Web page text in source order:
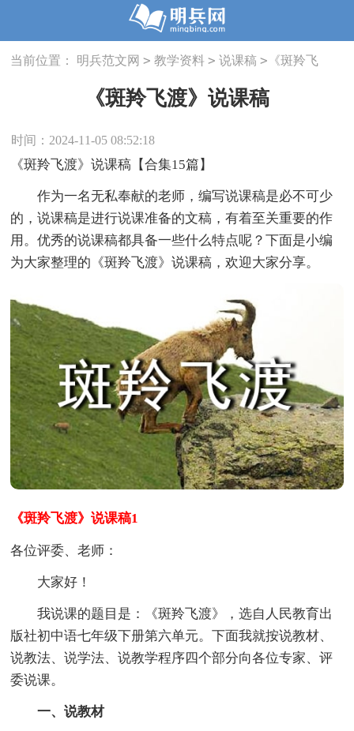
当前位置： 明兵范文网 > 教学资料 > 说课稿 > 《斑羚飞
《斑羚飞渡》说课稿
时间：2024-11-05 08:52:18
《斑羚飞渡》说课稿【合集15篇】
作为一名无私奉献的老师，编写说课稿是必不可少
的，说课稿是进行说课准备的文稿，有着至关重要的作
用。优秀的说课稿都具备一些什么特点呢？下面是小编
为大家整理的《斑羚飞渡》说课稿，欢迎大家分享。
《斑羚飞渡》说课稿1
各位评委、老师：
大家好！
我说课的题目是：《斑羚飞渡》，选自人民教育出
版社初中语七年级下册第六单元。下面我就按说教材、
说教法、说学法、说教学程序四个部分向各位专家、评
委说课。
一、说教材